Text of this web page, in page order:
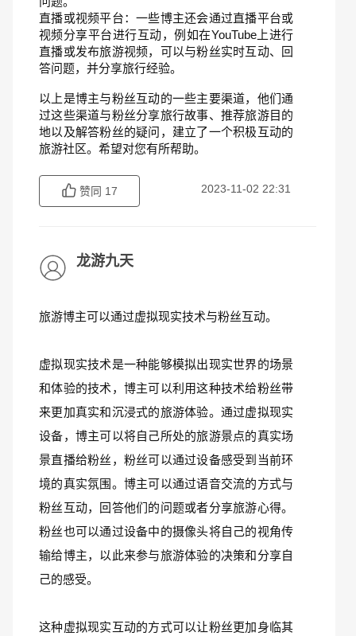
直播或视频平台：一些博主还会通过直播平台或
视频分享平台进行互动，例如在YouTube上进行
直播或发布旅游视频，可以与粉丝实时互动、回
答问题，并分享旅行经验。
以上是博主与粉丝互动的一些主要渠道，他们通
过这些渠道与粉丝分享旅行故事、推荐旅游目的
地以及解答粉丝的疑问，建立了一个积极互动的
旅游社区。希望对您有所帮助。
赞同 17 2023-11-02 22:31
龙游九天
旅游博主可以通过虚拟现实技术与粉丝互动。
虚拟现实技术是一种能够模拟出现实世界的场景
和体验的技术，博主可以利用这种技术给粉丝带
来更加真实和沉浸式的旅游体验。通过虚拟现实
设备，博主可以将自己所处的旅游景点的真实场
景直播给粉丝，粉丝可以通过设备感受到当前环
境的真实氛围。博主可以通过语音交流的方式与
粉丝互动，回答他们的问题或者分享旅游心得。
粉丝也可以通过设备中的摄像头将自己的视角传
输给博主，以此来参与旅游体验的决策和分享自
己的感受。
这种虚拟现实互动的方式可以让粉丝更加身临其